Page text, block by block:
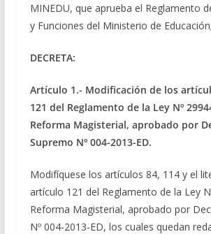
MINEDU, que aprueba el Reglamento
y Funciones del Ministerio de Educación;
DECRETA:
Artículo 1.- Modificación de los
121 del Reglamento de la Ley Nº
Reforma Magisterial, aprobado por
Supremo Nº 004-2013-ED.
Modifíquese los artículos 84, 114 y el
artículo 121 del Reglamento de la Ley
Reforma Magisterial, aprobado por
Nº 004-2013-ED, los cuales quedan